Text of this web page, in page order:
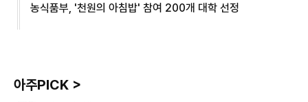
농식품부, '천원의 아침밥' 참여 200개 대학 선정
아주PICK >